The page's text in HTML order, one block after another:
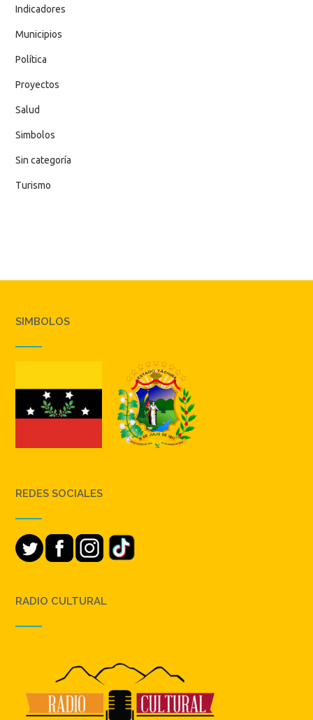
Indicadores
Municipios
Política
Proyectos
Salud
Simbolos
Sin categoría
Turismo
SIMBOLOS
REDES SOCIALES
RADIO CULTURAL